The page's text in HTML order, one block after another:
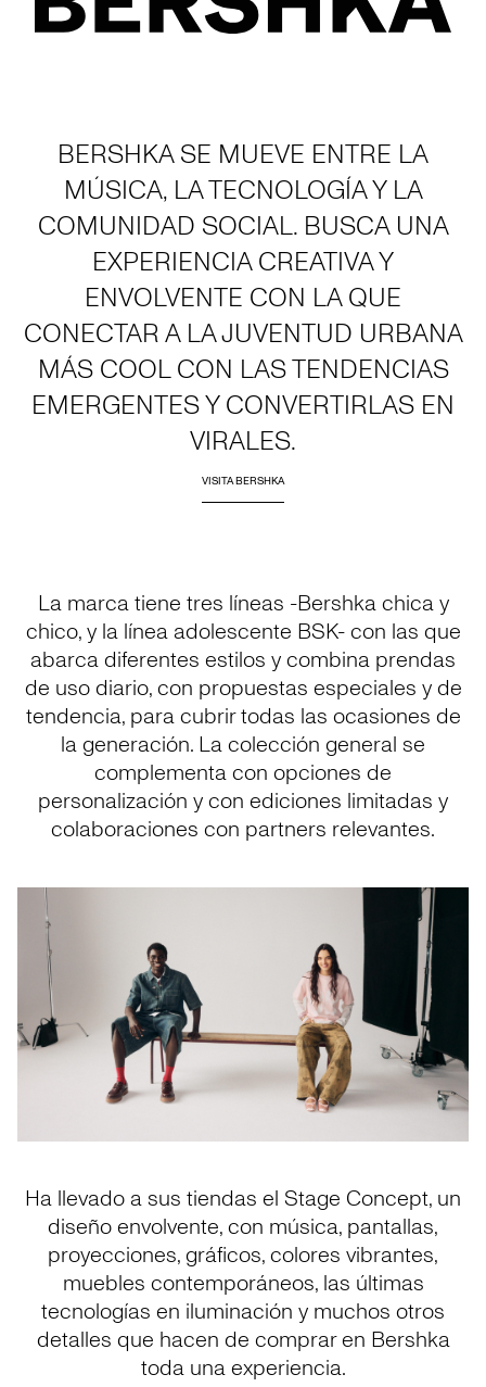
BERSHKA SE MUEVE ENTRE LA
MÚSICA, LA TECNOLOGÍA Y LA
COMUNIDAD SOCIAL. BUSCA UNA
EXPERIENCIA CREATIVA Y
ENVOLVENTE CON LA QUE
CONECTAR A LA JUVENTUD URBANA
MÁS COOL CON LAS TENDENCIAS
EMERGENTES Y CONVERTIRLAS EN
VIRALES.
VISITA BERSHKA
La marca tiene tres líneas -Bershka chica y
chico, y la línea adolescente BSK- con las que
abarca diferentes estilos y combina prendas
de uso diario, con propuestas especiales y de
tendencia, para cubrir todas las ocasiones de
la generación. La colección general se
complementa con opciones de
personalización y con ediciones limitadas y
colaboraciones con partners relevantes.
Ha llevado a sus tiendas el Stage Concept, un
diseño envolvente, con música, pantallas,
proyecciones, gráficos, colores vibrantes,
muebles contemporáneos, las últimas
tecnologías en iluminación y muchos otros
detalles que hacen de comprar en Bershka
toda una experiencia.